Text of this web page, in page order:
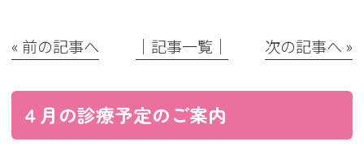
« 前の記事へ │記事一覧│ 次の記事へ »
４月の診療予定のご案内